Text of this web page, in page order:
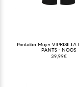
Pantalón Mujer VIPRISILLA
PANTS - NOOS
39,99€